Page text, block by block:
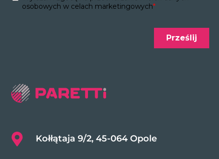
Kołłątaja 9/2, 45-064 Opole